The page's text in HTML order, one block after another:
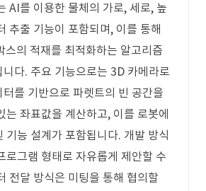
AI를 이용한 물체의 가로, 세로, 높
추출 기능이 포함되며, 이를 통해
스의 적재를 최적화하는 알고리즘
다. 주요 기능으로는 3D 카메라로
를 기반으로 파렛트의 빈 공간을
는 좌표값을 계산하고, 이를 로봇에
기능 설계가 포함됩니다. 개발 방식
로그램 형태로 자유롭게 제안할 수
전달 방식은 미팅을 통해 협의할